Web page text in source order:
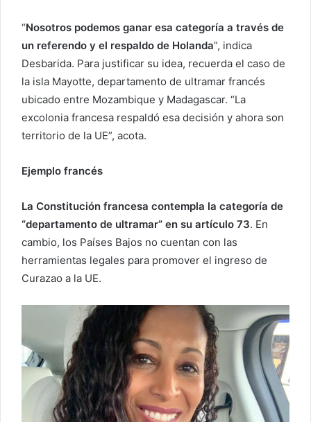
“Nosotros podemos ganar esa categoría a través de
un referendo y el respaldo de Holanda”, indica
Desbarida. Para justificar su idea, recuerda el caso de
la isla Mayotte, departamento de ultramar francés
ubicado entre Mozambique y Madagascar. “La
excolonia francesa respaldó esa decisión y ahora son
territorio de la UE”, acota.
Ejemplo francés
La Constitución francesa contempla la categoría de
“departamento de ultramar” en su artículo 73. En
cambio, los Países Bajos no cuentan con las
herramientas legales para promover el ingreso de
Curazao a la UE.